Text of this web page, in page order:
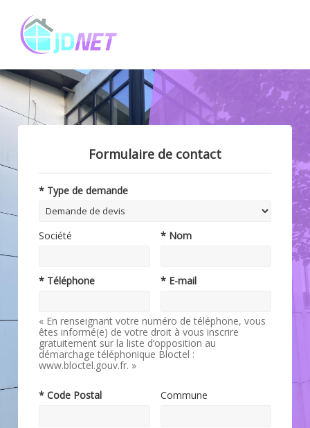
Formulaire de contact
* Type de demande
Société * Nom
* Téléphone * E-mail
« En renseignant votre numéro de téléphone, vous
êtes informé(e) de votre droit à vous inscrire
gratuitement sur la liste d’opposition au
démarchage téléphonique Bloctel :
www.bloctel.gouv.fr. »
* Code Postal Commune